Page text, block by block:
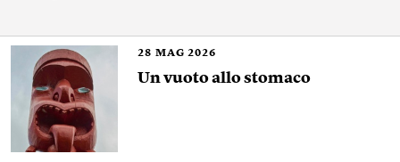
28 MAG 2026
Un vuoto allo stomaco